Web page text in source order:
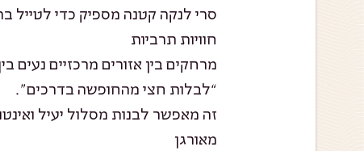
סרי לנקה קטנה מספיק כדי לטייל
חוויות תרביות
מרחקים בין אזורים מרכזיים
“לבלות חצי מהחופשה בדרכים”.
זה מאפשר לבנות מסלול יעיל
מאורגן